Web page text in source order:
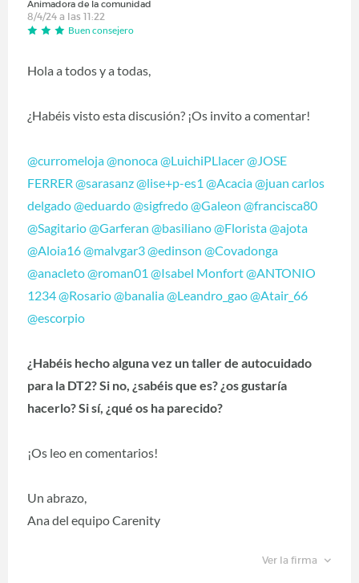
Animadora de la comunidad
8/4/24 a las 11:22
Buen consejero
Hola a todos y a todas,
¿Habéis visto esta discusión? ¡Os invito a comentar!
@curromeloja@nonoca@LuichiPLlacer@JOSE
FERRER @sarasanz@lise+p-es1 @Acacia@juan carlos
delgado@eduardo@sigfredo@Galeon @francisca80
@Sagitario@Garferan @basiliano@Florista@ajota
@Aloia16@malvgar3@edinson @Covadonga
@anacleto@roman01 @Isabel Monfort@ANTONIO
1234@Rosario@banalia@Leandro_gao@Atair_66
@escorpio
¿Habéis hecho alguna vez un taller de autocuidado
para la DT2? Si no, ¿sabéis que es? ¿os gustaría
hacerlo? Si sí, ¿qué os ha parecido?
¡Os leo en comentarios!
Un abrazo,
Ana del equipo Carenity
Ver la firma